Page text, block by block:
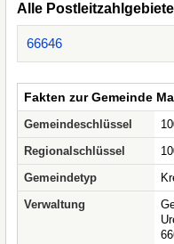
Alle
66646
Fakten zur Gemeinde
Gemeindeschlüssel
Regionalschlüssel
Gemeindetyp
Verwaltung